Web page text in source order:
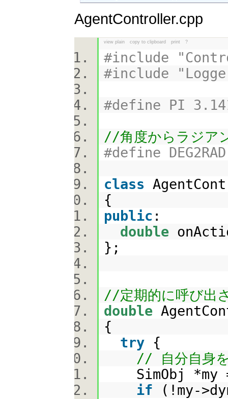
AgentController.cpp
view plain copy to clipboard print ?
#include
#include
#define PI
//角度からラジア
#define
class
{
public :
double
};
//定期的に呼び出
double
{
try {
// 自分自身
SimObj *my
if (!my-